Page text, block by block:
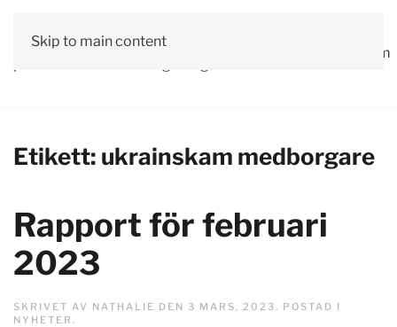
Skip to main content
Vår
Debatt
OmLäs våra
Valprogram
Etikett: ukrainskam medborgare
Rapport för februari
2023
SKRIVET AV NATHALIE DEN 3 MARS, 2023. POSTAD I
NYHETER .